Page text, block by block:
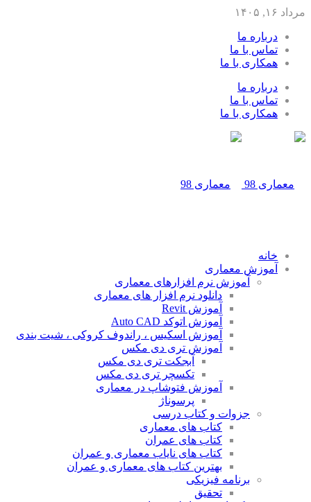
مرداد ۱۶, ۱۴۰۵
درباره ما
تماس با ما
همکاری با ما
درباره ما
تماس با ما
همکاری با ما
خانه
آموزش معماری
آموزش نرم افزارهای معماری
دانلود نرم افزار های معماری
آموزش Revit
آموزش اتوکد Auto CAD
آموزش اسکیس ، راندوف کروکی ، شیت بندی
آموزش تری دی مکس
آبجکت تری دی مکس
تکسچر تری دی مکس
آموزش فتوشاپ در معماری
پرسوناژ
جزوات و کتاب درسی
کتاب های معماری
کتاب های عمران
کتاب های نایاب معماری و عمران
بهترین کتاب های معماری و عمران
برنامه فیزیکی
تحقیق